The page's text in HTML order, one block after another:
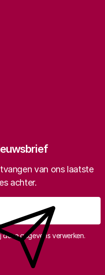
van ons laatste
achter.
Aanmelden
deze gegevens verwerken.